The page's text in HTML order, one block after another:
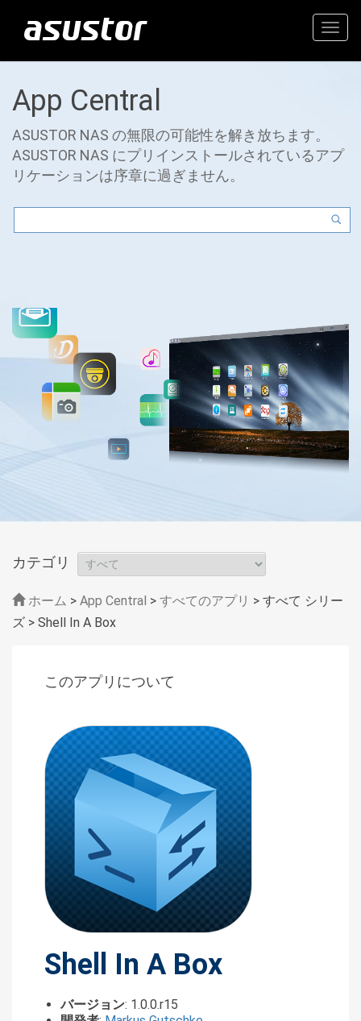
App Central
ASUSTOR NAS の無限の可能性を解き放ちます。
ASUSTOR NAS にプリインストールされているアプ
リケーションは序章に過ぎません。
カテゴリ
ホーム > App Central > すべてのアプリ > すべて シリー
ズ > Shell In A Box
このアプリについて
Shell In A Box
バージョン: 1.0.0.r15